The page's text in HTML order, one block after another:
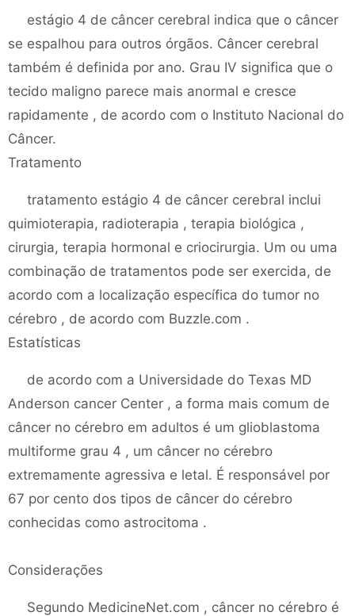
estágio 4 de câncer cerebral indica que o câncer
se espalhou para outros órgãos. Câncer cerebral
também é definida por ano. Grau IV significa que o
tecido maligno parece mais anormal e cresce
rapidamente , de acordo com o Instituto Nacional do
Câncer.
Tratamento
tratamento estágio 4 de câncer cerebral inclui
quimioterapia, radioterapia , terapia biológica ,
cirurgia, terapia hormonal e criocirurgia. Um ou uma
combinação de tratamentos pode ser exercida, de
acordo com a localização específica do tumor no
cérebro , de acordo com Buzzle.com .
Estatísticas
de acordo com a Universidade do Texas MD
Anderson cancer Center , a forma mais comum de
câncer no cérebro em adultos é um glioblastoma
multiforme grau 4 , um câncer no cérebro
extremamente agressiva e letal. É responsável por
67 por cento dos tipos de câncer do cérebro
conhecidas como astrocitoma .
Considerações
Segundo MedicineNet.com , câncer no cérebro é